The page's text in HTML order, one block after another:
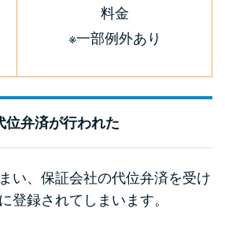
料金
※一部例外あり
位弁済が行われた
い、保証会社の代位弁済を受け
登録されてしまいます。